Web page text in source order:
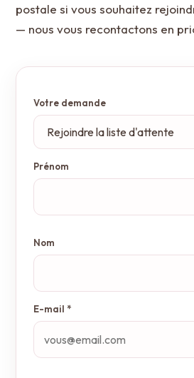
postale si vous souhaitez
— nous vous recontactons en
Votre demande
Prénom
Nom
E-mail *